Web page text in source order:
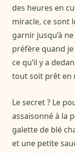
des heures en
miracle, ce sont
garnir jusqu’à
préfère quand
ce qu’il y a
tout soit prêt en
Le secret ? Le
assaisonné à la
galette de blé
et une petite